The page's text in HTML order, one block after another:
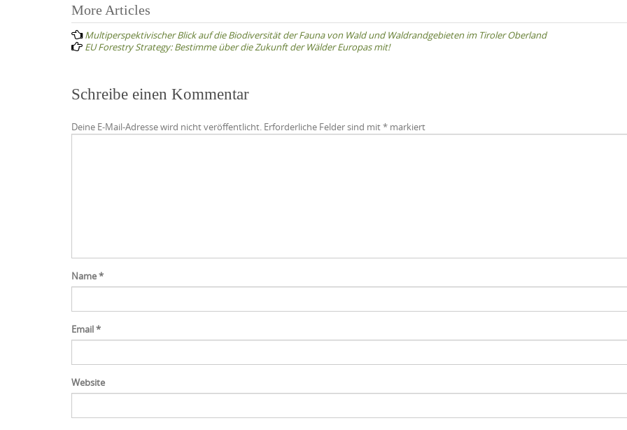
Post
navigation
More Articles
Multiperspektivischer Blick auf die Biodiversität der Fauna von Wald und Waldrandgebieten im Tiroler Oberland
EU Forestry Strategy: Bestimme über die Zukunft der Wälder Europas mit!
Schreibe einen Kommentar
Deine E-Mail-Adresse wird nicht veröffentlicht. Erforderliche Felder sind mit* markiert
Name*
Email*
Website